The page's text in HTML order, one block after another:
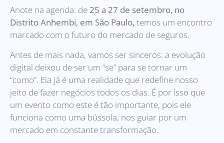
Anote na agenda: de 25 a 27 de setembro, no
Distrito Anhembi, em São Paulo, temos um encontro
marcado com o futuro do mercado de seguros.
Antes de mais nada, vamos ser sinceros: a evolução
digital deixou de ser um “se” para se tornar um
“como”. Ela já é uma realidade que redefine nosso
jeito de fazer negócios todos os dias. É por isso que
um evento como este é tão importante, pois ele
funciona como uma bússola, nos guiar por um
mercado em constante transformação.